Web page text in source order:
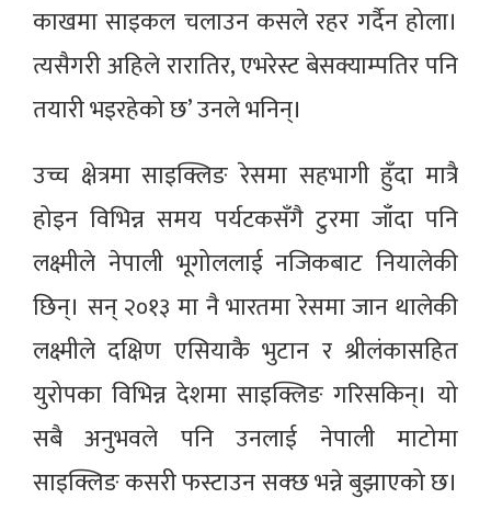
काखमा साइकल चलाउन कसले रहर गर्दैन होला।
त्यसैगरी अहिले रारातिर, एभरेस्ट बेसक्याम्पतिर पनि
तयारी भइरहेको छ’ उनले भनिन्।
उच्च क्षेत्रमा साइक्लिङ रेसमा सहभागी हुँदा मात्रै
होइन विभिन्न समय पर्यटकसँगै टुरमा जाँदा पनि
लक्ष्मीले नेपाली भूगोललाई नजिकबाट नियालेकी
छिन्। सन् २०१३ मा नै भारतमा रेसमा जान थालेकी
लक्ष्मीले दक्षिण एसियाकै भुटान र श्रीलंकासहित
युरोपका विभिन्न देशमा साइक्लिङ गरिसकिन्। यो
सबै अनुभवले पनि उनलाई नेपाली माटोमा
साइक्लिङ कसरी फस्टाउन सक्छ भन्ने बुझाएको छ।